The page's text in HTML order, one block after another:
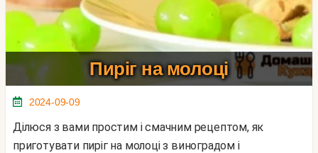
Пиріг на молоці
2024-09-09
Ділюся з вами простим і смачним рецептом, як
приготувати пиріг на молоці з виноградом і